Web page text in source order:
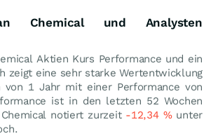
Chemical und Analysten
Aktien Kurs Performance und ein
zeigt eine sehr starke Wertentwicklung
von 1 Jahr mit einer Performance von
ist in den letzten 52 Wochen
notiert zurzeit -12,34 %unter